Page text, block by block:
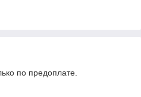
по предоплате.